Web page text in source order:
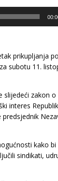
prikupljanja
subotu 11.
slijedeći zakon
interes
kako bi
sindikati,